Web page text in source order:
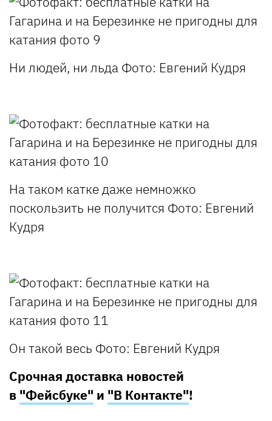
Ни людей, ни льда Фото: Евгений Кудря
На таком катке даже немножко
поскользить не получится Фото: Евгений
Кудря
Он такой весь Фото: Евгений Кудря
Срочная доставка новостей
в "Фейсбуке" и "В Контакте"!